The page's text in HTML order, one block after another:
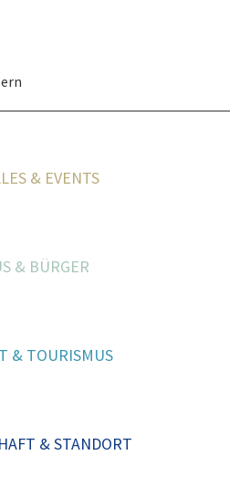
& EVENTS
& BÜRGER
& TOURISMUS
& STANDORT